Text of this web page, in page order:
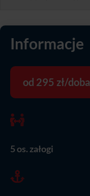
Informacje
od 295 zł/doba

5 os. załogi
